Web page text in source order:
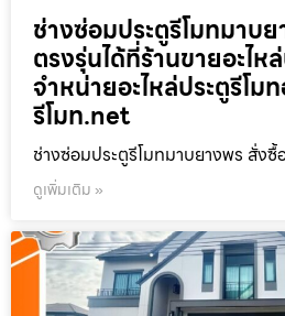
ช่างซ่อมประตูรีโมทมาบ
ตรงรุ่นได้ที่ร้านขายอะไห
จำหน่ายอะไหล่ประตูรีโ
รีโมท.net
ช่างซ่อมประตูรีโมทมาบยางพร สั่งซื้
ดูเพิ่มเติม »